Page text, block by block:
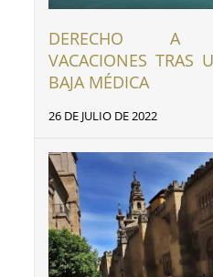
DERECHO A
VACACIONES TRAS
BAJA MÉDICA
26 DE JULIO DE 2022